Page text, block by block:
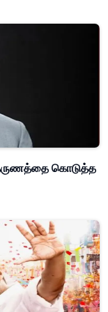
தருணத்தை கொடுத்த